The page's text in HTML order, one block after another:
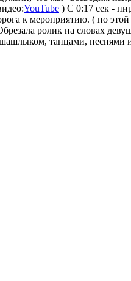
YouTube ) С 0:17 сек -
к мероприятию. ( по этой
ролик на словах
танцами, песнями